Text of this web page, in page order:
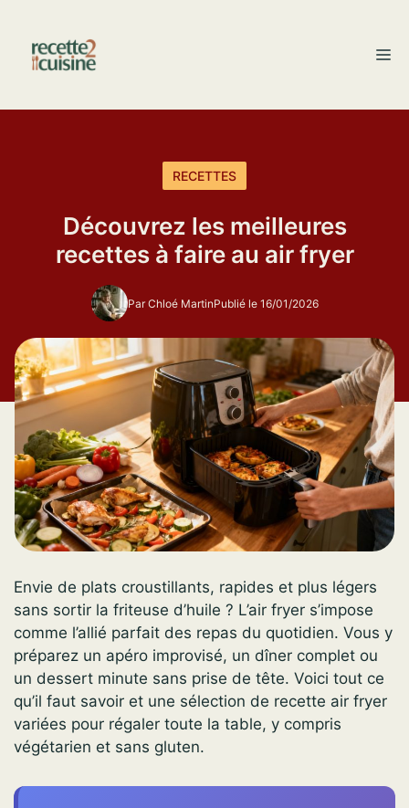
contenu
RECETTES
Découvrez les meilleures
recettes à faire au air fryer
Par Chloé MartinPublié le 16/01/2026
Envie de plats croustillants, rapides et plus légers
sans sortir la friteuse d’huile ? L’air fryer s’impose
comme l’allié parfait des repas du quotidien. Vous y
préparez un apéro improvisé, un dîner complet ou
un dessert minute sans prise de tête. Voici tout ce
qu’il faut savoir et une sélection de recette air fryer
variées pour régaler toute la table, y compris
végétarien et sans gluten.